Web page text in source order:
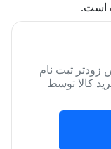
است.
ثبت نام
کالا توسط